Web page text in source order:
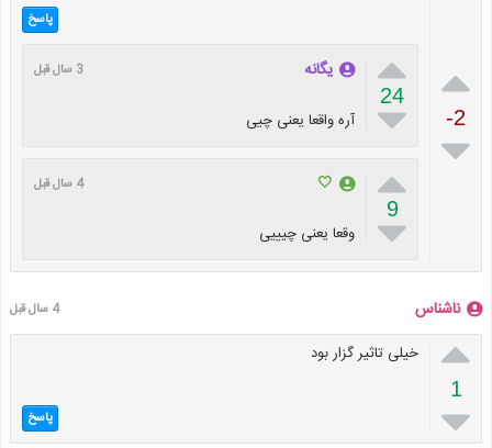

-2

پاسخ

24

یگانه 3 سال قبل
آره واقعا یعنی چیی

9

🤍 4 سال قبل
وقعا یعنی چیییی
ناشناس 4 سال قبل

1

خیلی تاثیر گزار بود
پاسخ